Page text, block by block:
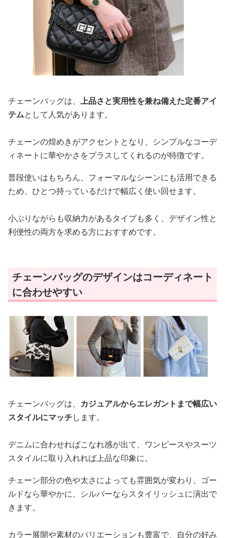
チェーンバッグは、 上品さと実用性を兼ね備えた定番アイ
テムとして人気があります。
チェーンの煌めきがアクセントとなり、シンプルなコーデ
ィネートに華やかさをプラスしてくれるのが特徴です。
普段使いはもちろん、フォーマルなシーンにも活用できる
ため、ひとつ持っているだけで幅広く使い回せます。
小ぶりながらも収納力があるタイプも多く、デザイン性と
利便性の両方を求める方におすすめです。
チェーンバッグのデザインはコーディネート
に合わせやすい
チェーンバッグは、 カジュアルからエレガントまで幅広い
スタイルにマッチします。
デニムに合わせればこなれ感が出て、ワンピースやスーツ
スタイルに取り入れれば上品な印象に。
チェーン部分の色や太さによっても雰囲気が変わり、ゴー
ルドなら華やかに、シルバーならスタイリッシュに演出で
きます。
カラー展開や素材のバリエーションも豊富で、自分の好み